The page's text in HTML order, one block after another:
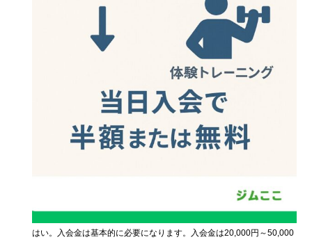
はい。入会金は基本的に必要になります。入会金は20,000円～50,000